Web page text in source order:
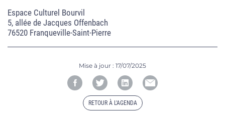
Espace Culturel Bourvil
5, allée de Jacques Offenbach
76520 Franqueville-Saint-Pierre
Mise à jour : 17/07/2025
RETOUR À L'AGENDA